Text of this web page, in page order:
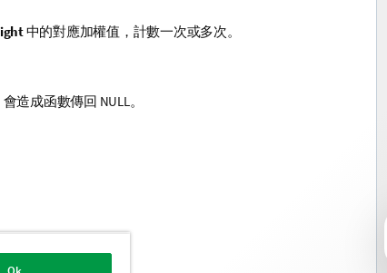
中的對應加權值，計數一次或多次。
造成函數傳回 NULL。